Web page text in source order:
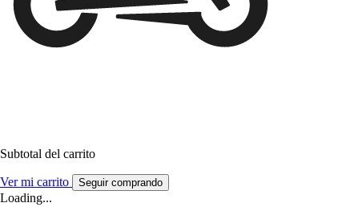
Subtotal del carrito
Ver mi carrito Seguir comprando
Loading...